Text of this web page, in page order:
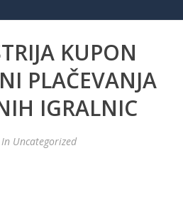
KUPON
PLAČEVANJA
IGRALNIC
In Uncategorized